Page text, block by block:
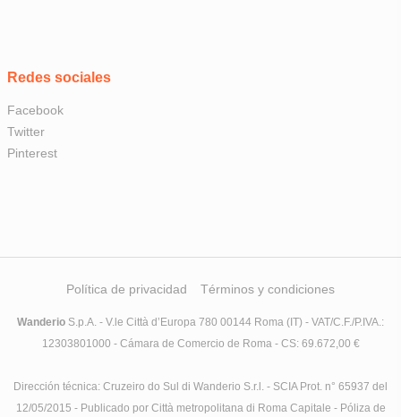
Redes sociales
Facebook
Twitter
Pinterest
Política de privacidad Términos y condiciones
Wanderio S.p.A. - V.le Città d’Europa 780 00144 Roma (IT) - VAT/C.F./P.IVA.:
12303801000 - Cámara de Comercio de Roma - CS: 69.672,00 €
Dirección técnica: Cruzeiro do Sul di Wanderio S.r.l. - SCIA Prot. n° 65937 del
12/05/2015 - Publicado por Città metropolitana di Roma Capitale - Póliza de